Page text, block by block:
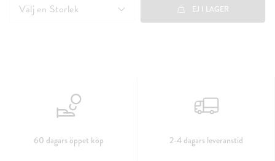
Välj en Storlek EJ I LAGER
60 dagars öppet köp 2-4 dagars leveranstid